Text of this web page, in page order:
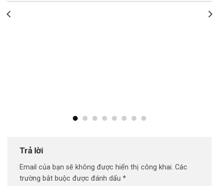
Trả lời
Email của bạn sẽ không được hiển thị công khai. Các
trường bắt buộc được đánh dấu *